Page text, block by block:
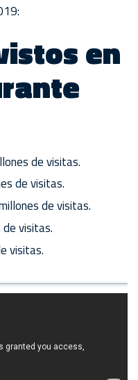
en
de visitas.
de visitas.
de visitas.
visitas.
visitas.